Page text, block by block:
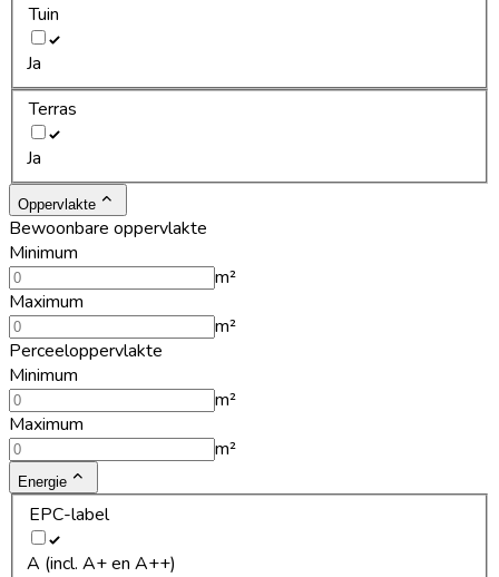
Tuin
Ja
Terras
Ja
Oppervlakte
Bewoonbare oppervlakte
Minimum
m²
Maximum
m²
Perceeloppervlakte
Minimum
m²
Maximum
m²
Energie
EPC-label
A (incl. A+ en A++)